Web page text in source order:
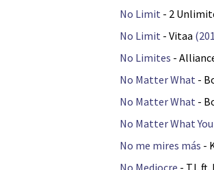
No Limit - 2
No Limit - Vitaa
No Limites -
No Matter What -
No Matter What -
No Matter What
No me mires más -